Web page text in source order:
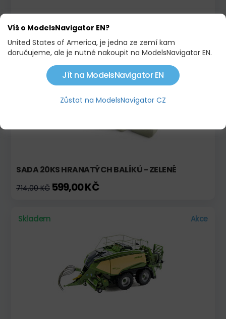
CLAAS QUADRANT 5300 FC STOTZ
3 953,00 KČ
Skladem
SADA 20KS HRANATÝCH BALÍKŮ - ZELENÉ
714,00 KČ 599,00 KČ
Skladem Akce
Víš o ModelsNavigator EN?
United States of America, je jedna ze zemí kam
doručujeme, ale je nutné nakoupit na ModelsNavigator EN.
Jít na ModelsNavigator EN
Zůstat na ModelsNavigator CZ